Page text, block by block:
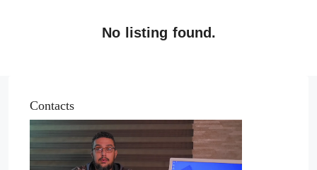
No listing found.
Contacts